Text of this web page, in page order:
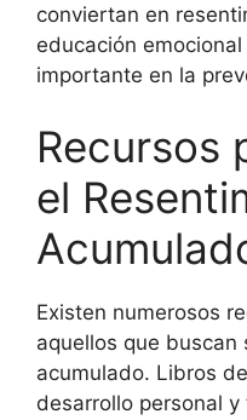
conviertan en
educación
importante en la
Recursos
el
Existen numerosos
aquellos que
acumulado. Libros
desarrollo personal